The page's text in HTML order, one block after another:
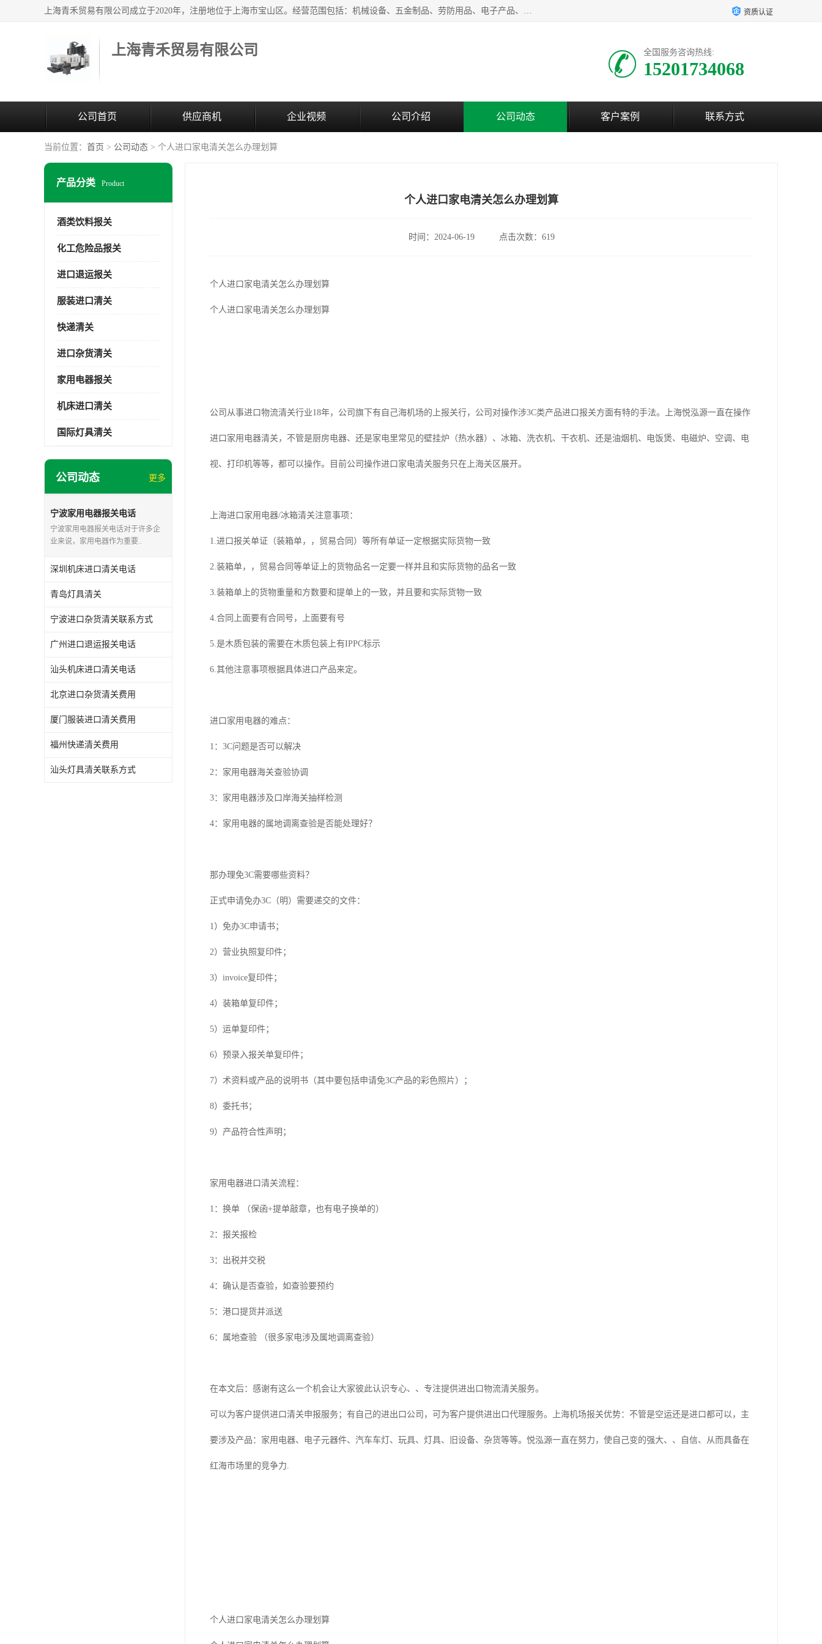
上海青禾贸易有限公司成立于2020年，注册地位于上海市宝山区。经营范围包括：机械设备、五金制品、劳防用品、电子产品、塑胶制品、家具、模具、纺织品、仪器仪表、建筑材料、装饰材料、化工产品、金属制品、机车配件等货物进出口报关、清关服务。 资质认证
上海青禾贸易有限公司 全国服务咨询热线:
15201734068
公司首页 供应商机 企业视频 公司介绍 公司动态 客户案例 联系方式
当前位置： 首页 > 公司动态 > 个人进口家电清关怎么办理划算
产品分类 Product
酒类饮料报关
化工危险品报关
进口退运报关
服装进口清关
快递清关
进口杂货清关
家用电器报关
机床进口清关
国际灯具清关
公司动态 更多
宁波家用电器报关电话
宁波家用电器报关电话对于许多企
业来说，家用电器作为重要..
深圳机床进口清关电话
青岛灯具清关
宁波进口杂货清关联系方式
广州进口退运报关电话
汕头机床进口清关电话
北京进口杂货清关费用
厦门服装进口清关费用
福州快递清关费用
汕头灯具清关联系方式
个人进口家电清关怎么办理划算
时间：2024-06-19 点击次数：619
个人进口家电清关怎么办理划算
个人进口家电清关怎么办理划算
公司从事进口物流清关行业18年，公司旗下有自己海机场的上报关行，公司对操作涉3C类产品进口报关方面有特的手法。上海悦泓源一直在操作
进口家用电器清关，不管是厨房电器、还是家电里常见的壁挂炉（热水器）、冰箱、洗衣机、干衣机、还是油烟机、电饭煲、电磁炉、空调、电
视、打印机等等，都可以操作。目前公司操作进口家电清关服务只在上海关区展开。
上海进口家用电器/冰箱清关注意事项：
1.进口报关单证（装箱单，，贸易合同）等所有单证一定根据实际货物一致
2.装箱单，，贸易合同等单证上的货物品名一定要一样并且和实际货物的品名一致
3.装箱单上的货物重量和方数要和提单上的一致，并且要和实际货物一致
4.合同上面要有合同号，上面要有号
5.是木质包装的需要在木质包装上有IPPC标示
6.其他注意事项根据具体进口产品来定。
进口家用电器的难点：
1：3C问题是否可以解决
2：家用电器海关查验协调
3：家用电器涉及口岸海关抽样检测
4：家用电器的属地调离查验是否能处理好？
那办理免3C需要哪些资料？
正式申请免办3C（明）需要递交的文件：
1）免办3C申请书；
2）营业执照复印件；
3）invoice复印件；
4）装箱单复印件；
5）运单复印件；
6）预录入报关单复印件；
7）术资料或产品的说明书（其中要包括申请免3C产品的彩色照片）；
8）委托书；
9）产品符合性声明；
家用电器进口清关流程：
1：换单 （保函+提单敲章，也有电子换单的）
2：报关报检
3：出税并交税
4：确认是否查验，如查验要预约
5：港口提货并派送
6：属地查验 （很多家电涉及属地调离查验）
在本文后：感谢有这么一个机会让大家彼此认识专心、、专注提供进出口物流清关服务。
可以为客户提供进口清关申报服务；有自己的进出口公司，可为客户提供进出口代理服务。上海机场报关优势：不管是空运还是进口都可以，主
要涉及产品：家用电器、电子元器件、汽车车灯、玩具、灯具、旧设备、杂货等等。悦泓源一直在努力，使自己变的强大、、自信、从而具备在
红海市场里的竞争力.
个人进口家电清关怎么办理划算